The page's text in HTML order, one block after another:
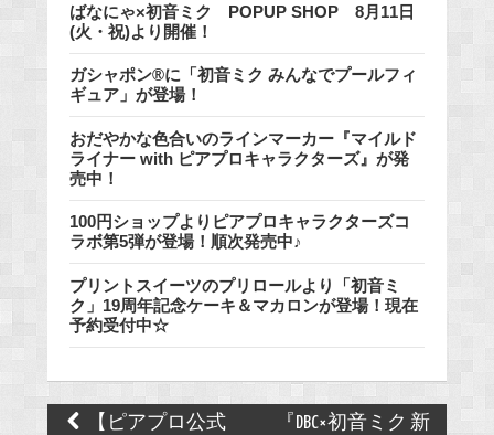
ばなにゃ×初音ミク POPUP SHOP 8月11日
(火・祝)より開催！
ガシャポン®に「初音ミク みんなでプールフィ
ギュア」が登場！
おだやかな色合いのラインマーカー『マイルド
ライナー with ピアプロキャラクターズ』が発
売中！
100円ショップよりピアプロキャラクターズコ
ラボ第5弾が登場！順次発売中♪
プリントスイーツのプリロールより「初音ミ
ク」19周年記念ケーキ＆マカロンが登場！現在
予約受付中☆
Post【ピアプロ公式
『DBC×初音ミク 新